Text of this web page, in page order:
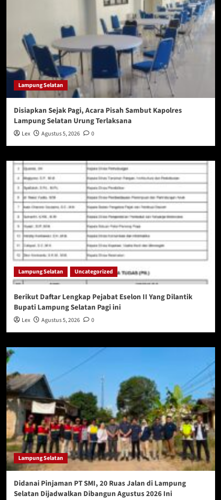
Lampung Selatan
Disiapkan Sejak Pagi, Acara Pisah Sambut Kapolres
Lampung Selatan Urung Terlaksana
Lex Agustus 5, 2026 0
Lampung Selatan Uncategorized
Berikut Daftar Lengkap Pejabat Eselon II Yang Dilantik
Bupati Lampung Selatan Pagi ini
Lex Agustus 5, 2026 0
Lampung Selatan
Didanai Pinjaman PT SMI, 20 Ruas Jalan di Lampung
Selatan Dijadwalkan Dibangun Agustus 2026 Ini